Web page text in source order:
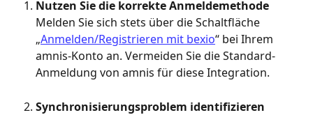
Nutzen Sie die korrekte Anmeldemethode
Melden Sie sich stets über die Schaltfläche
„Anmelden/Registrieren mit bexio“ bei Ihrem
amnis-Konto an. Vermeiden Sie die Standard-
Anmeldung von amnis für diese Integration.
Synchronisierungsproblem identifizieren